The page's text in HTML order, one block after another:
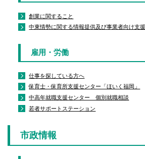
創業に関すること
中東情勢に関する情報提供及び事業者向け支
雇用・労働
仕事を探している方へ
保育士・保育所支援センター「ほいく福岡」
中高年就職支援センター 個別就職相談
若者サポートステーション
市政情報